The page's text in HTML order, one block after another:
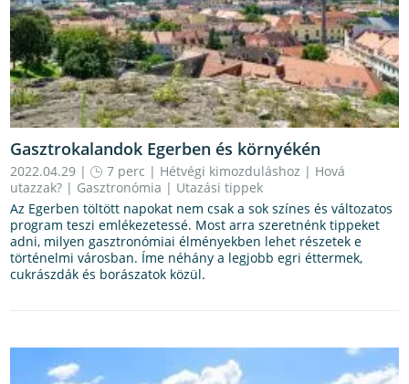
Gasztrokalandok Egerben és környékén
2022.04.29 | 7 perc | Hétvégi kimozduláshoz | Hová
utazzak? | Gasztronómia | Utazási tippek
Az Egerben töltött napokat nem csak a sok színes és változatos
program teszi emlékezetessé. Most arra szeretnénk tippeket
adni, milyen gasztronómiai élményekben lehet részetek e
történelmi városban. Íme néhány a legjobb egri éttermek,
cukrászdák és borászatok közül.